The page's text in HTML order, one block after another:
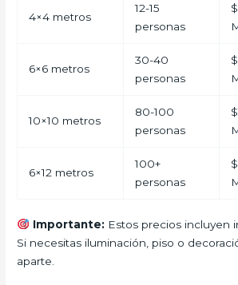
4×4 metros
12-15
personas
6×6 metros
30-40
personas
10×10 metros
80-100
personas
6×12 metros
100+
personas
Importante:Estos precios incluyen
Si necesitas iluminación, piso o
aparte.